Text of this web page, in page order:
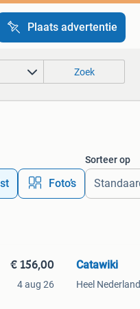
Plaats advertentie
Zoek
Foto’s
Sorteer op
€ 156,00
4 aug 26
Catawiki
Heel Nederland